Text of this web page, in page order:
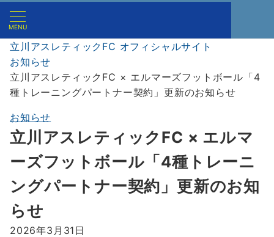
MENU
立川アスレティックFC オフィシャルサイト
お知らせ
立川アスレティックFC × エルマーズフットボール「4
種トレーニングパートナー契約」更新のお知らせ
お知らせ
立川アスレティックFC × エルマ
ーズフットボール「4種トレーニ
ングパートナー契約」更新のお知
らせ
2026年3月31日